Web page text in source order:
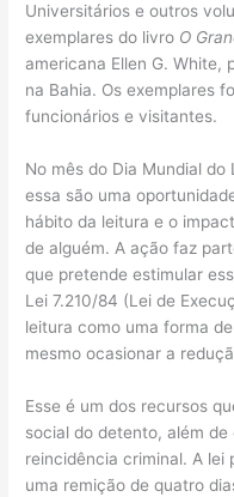
Universitários e outros
exemplares do livro O
americana Ellen G. White,
na Bahia. Os exemplares
funcionários e visitantes.
No mês do Dia Mundial
essa são uma
hábito da leitura e o
de alguém. A ação faz
que pretende estimular
Lei 7.210/84 (Lei de
leitura como uma forma
mesmo ocasionar a
Esse é um dos recursos
social do detento, além
reincidência criminal. A lei
uma remição de quatro